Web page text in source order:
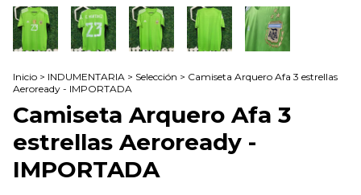
Inicio > INDUMENTARIA > Selección > Camiseta Arquero Afa 3 estrellas
Aeroready - IMPORTADA
Camiseta Arquero Afa 3
estrellas Aeroready -
IMPORTADA